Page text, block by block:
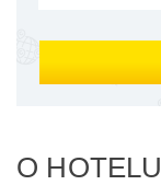
O HOTELU